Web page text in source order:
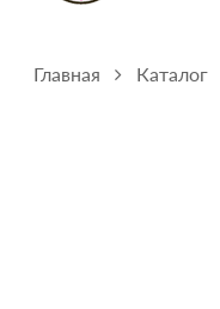
Главная Каталог